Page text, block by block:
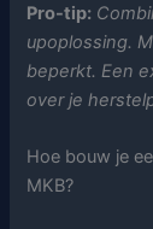
Pro-tip:
upoplossing.
beperkt. Een
over je
Hoe bouw je
MKB?